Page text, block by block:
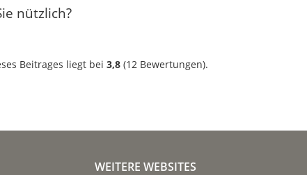
nützlich?
Beitrages liegt bei 3,8 (12 Bewertungen).
WEITERE WEBSITES